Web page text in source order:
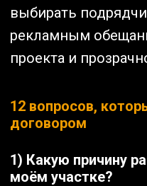
выбирать
рекламным
проекта и
12 вопросов,
договором
1) Какую причину
моём участке?